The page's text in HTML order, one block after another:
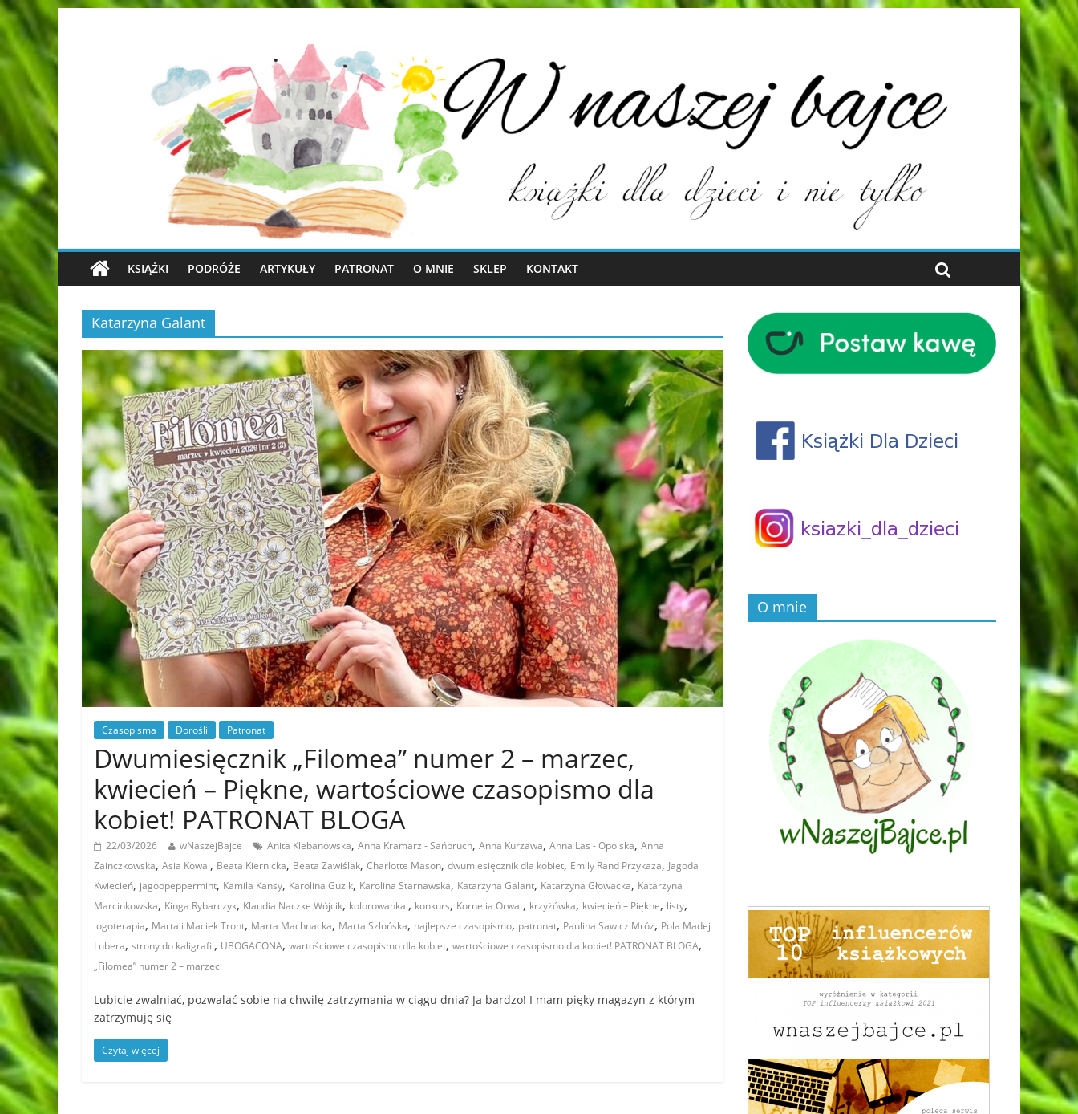
KSIĄŻKI PODRÓŻE ARTYKUŁY PATRONAT O MNIE SKLEP KONTAKT
Katarzyna Galant
Czasopisma Dorośli Patronat
Dwumiesięcznik „Filomea” numer 2 – marzec,
kwiecień – Piękne, wartościowe czasopismo dla
kobiet! PATRONAT BLOGA
22/03/2026 wNaszejBajce Anita Klebanowska, Anna Kramarz - Sańpruch, Anna Kurzawa, Anna Las - Opolska, Anna
Zainczkowska, Asia Kowal, Beata Kiernicka, Beata Zawiślak, Charlotte Mason, dwumiesięcznik dla kobiet, Emily Rand Przykaza, Jagoda
Kwiecień, jagoopeppermint, Kamila Kansy, Karolina Guzik, Karolina Starnawska, Katarzyna Galant, Katarzyna Głowacka, Katarzyna
Marcinkowska, Kinga Rybarczyk, Klaudia Naczke Wójcik, kolorowanka., konkurs, Kornelia Orwat, krzyżówka, kwiecień – Piękne, listy,
logoterapia, Marta i Maciek Tront, Marta Machnacka, Marta Szlońska, najlepsze czasopismo, patronat, Paulina Sawicz Mróz, Pola Madej
Lubera, strony do kaligrafii, UBOGACONA, wartościowe czasopismo dla kobiet, wartościowe czasopismo dla kobiet! PATRONAT BLOGA,
„Filomea” numer 2 – marzec
Lubicie zwalniać, pozwalać sobie na chwilę zatrzymania w ciągu dnia? Ja bardzo! I mam pięky magazyn z którym
zatrzymuję się
Czytaj więcej
O mnie